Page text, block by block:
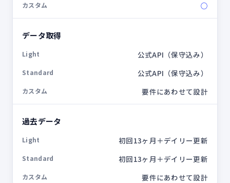
○
データ取得
公式API（保守込み）
公式API（保守込み）
要件にあわせて設計
過去データ
初回13ヶ月＋デイリー更新
初回13ヶ月＋デイリー更新
要件にあわせて設計